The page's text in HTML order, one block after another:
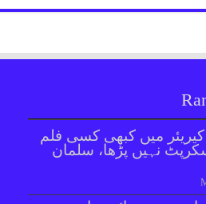
میں کبھی کسی فلم
نہیں پڑھا، سلمان